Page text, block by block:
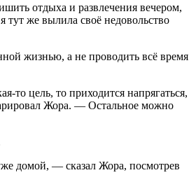
отдыха и развлечения вечером,
тут же вылила своё недовольство
жизнью, а не проводить всё время
то цель, то приходится напрягаться,
Жора. — Остальное можно
домой, — сказал Жора, посмотрев